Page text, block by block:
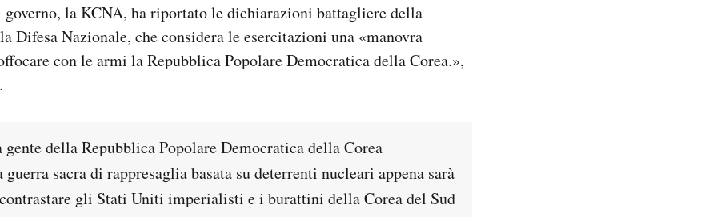
governo, la KCNA, ha riportato le dichiarazioni battagliere della
Difesa Nazionale, che considera le esercitazioni una «manovra
con le armi la Repubblica Popolare Democratica della Corea.»,
gente della Repubblica Popolare Democratica della Corea
sacra di rappresaglia basata su deterrenti nucleari appena sarà
gli Stati Uniti imperialisti e i burattini della Corea del Sud